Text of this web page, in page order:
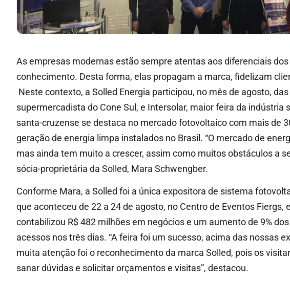
As empresas modernas estão sempre atentas aos diferenciais
conhecimento. Desta forma, elas propagam a marca, fidelizam
Neste contexto, a Solled Energia participou, no mês de agosto,
supermercadista do Cone Sul, e Intersolar, maior feira da indústria
santa-cruzense se destaca no mercado fotovoltaico com mais de
geração de energia limpa instalados no Brasil. “O mercado de
mas ainda tem muito a crescer, assim como muitos obstáculos a
sócia-proprietária da Solled, Mara Schwengber.
Conforme Mara, a Solled foi a única expositora de sistema
que aconteceu de 22 a 24 de agosto, no Centro de Eventos Fiergs,
contabilizou R$ 482 milhões em negócios e um aumento de 9%
acessos nos três dias. “A feira foi um sucesso, acima das nossas
muita atenção foi o reconhecimento da marca Solled, pois os
sanar dúvidas e solicitar orçamentos e visitas”, destacou.